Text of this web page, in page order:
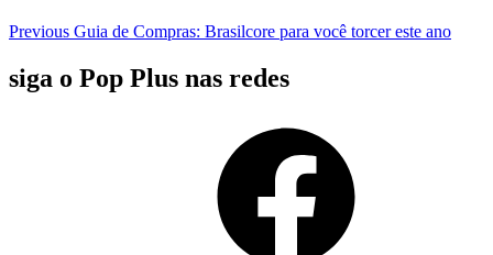
Previous Guia de Compras: Brasilcore para você torcer este ano
siga o Pop Plus nas redes